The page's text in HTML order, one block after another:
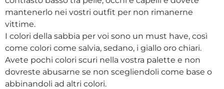
mantenerlo nei vostri outfit per non rimanerne
vittime.
I colori della sabbia per voi sono un must have, così
come colori come salvia, sedano, i giallo oro chiari.
Avete pochi colori scuri nella vostra palette e non
dovreste abusarne se non scegliendoli come base o
abbinandoli ad altri colori.